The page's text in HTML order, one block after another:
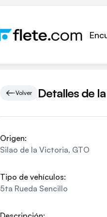
Volver Detalles de
Origen:
Silao de la Victoria, GTO
Tipo de vehículos:
5ta Rueda Sencillo